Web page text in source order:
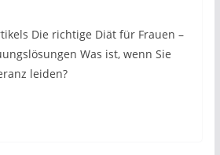
Die richtige Diät für Frauen –
Was ist, wenn Sie
leiden?